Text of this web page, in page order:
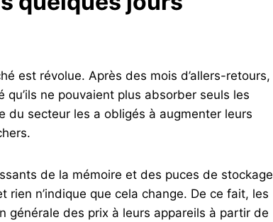
est révolue. Après des mois d’allers-retours,
ne pouvaient plus absorber seuls les
du secteur les a obligés à augmenter leurs
de la mémoire et des puces de stockage
n’indique que cela change. De ce fait, les
générale des prix à leurs appareils à partir de